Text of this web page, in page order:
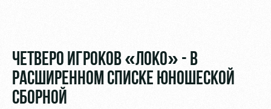
МГН
ЧЕТВЕРО ИГРОКОВ «ЛОКО» - В
РАСШИРЕННОМ СПИСКЕ ЮНОШЕСКОЙ
СБОРНОЙ